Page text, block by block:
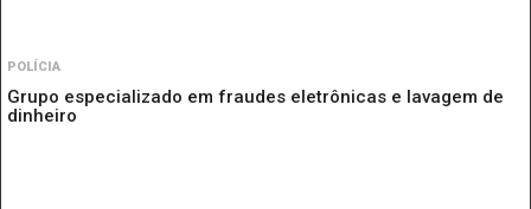
POLÍCIA
Grupo especializado em fraudes eletrônicas e lavagem de
dinheiro